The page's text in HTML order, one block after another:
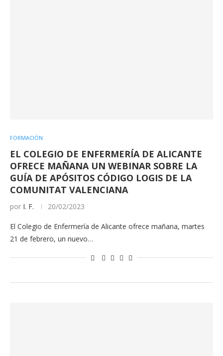
FORMACIÓN
EL COLEGIO DE ENFERMERÍA DE ALICANTE
OFRECE MAÑANA UN WEBINAR SOBRE LA
GUÍA DE APÓSITOS CÓDIGO LOGIS DE LA
COMUNITAT VALENCIANA
por I. F. 20/02/2023
El Colegio de Enfermería de Alicante ofrece mañana, martes
21 de febrero, un nuevo…